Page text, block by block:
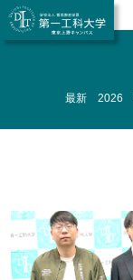
最新 2026